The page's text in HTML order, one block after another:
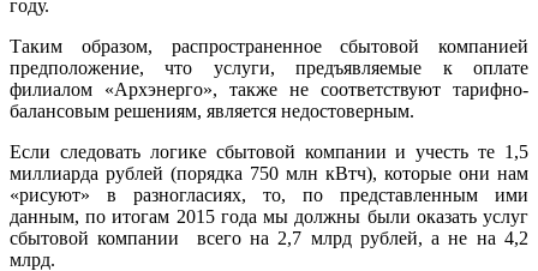
году.
Таким образом, распространенное сбытовой компанией
предположение, что услуги, предъявляемые к оплате
филиалом «Архэнерго», также не соответствуют тарифно-
балансовым решениям, является недостоверным.
Если следовать логике сбытовой компании и учесть те 1,5
миллиарда рублей (порядка 750 млн кВтч), которые они нам
«рисуют» в разногласиях, то, по представленным ими
данным, по итогам 2015 года мы должны были оказать услуг
сбытовой компании всего на 2,7 млрд рублей, а не на 4,2
млрд.